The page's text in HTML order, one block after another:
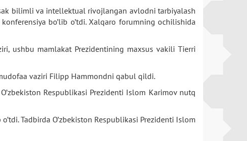
bilimli va intellektual rivojlangan avlodni tarbiyalash
bo’lib o’tdi. Xalqaro forumning ochilishida
ushbu mamlakat Prezidentining maxsus vakili Tierri
vaziri Filipp Hammondni qabul qildi.
Respublikasi Prezidenti Islom Karimov nutq
Tadbirda O’zbekiston Respublikasi Prezidenti Islom